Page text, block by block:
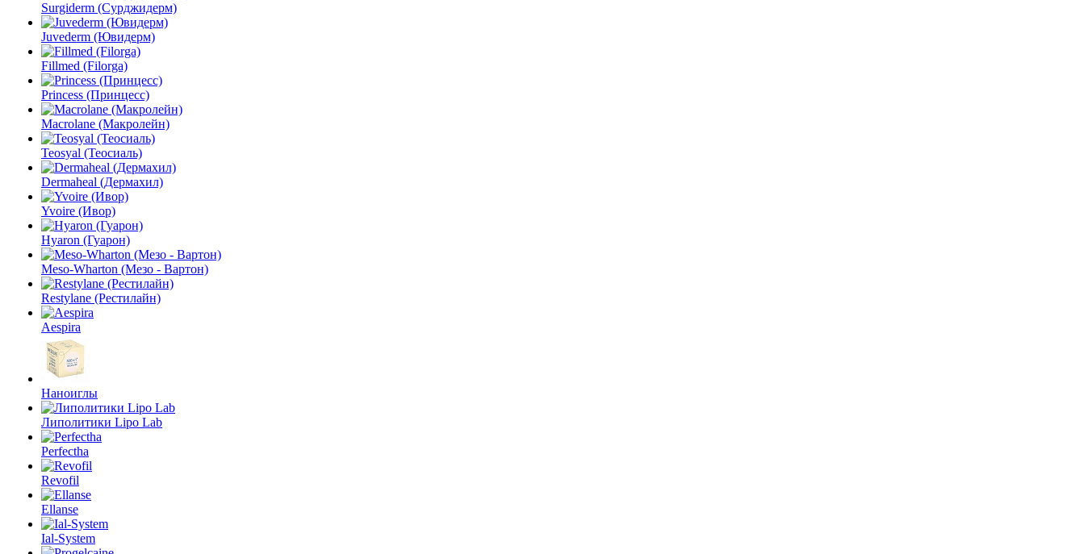
Surgiderm (Сурджидерм)
Juvederm (Ювидерм)
Fillmed (Filorga)
Princess (Принцесс)
Macrolane (Макролейн)
Teosyal (Теосиаль)
Dermaheal (Дермахил)
Yvoire (Ивор)
Hyaron (Гуарон)
Meso-Wharton (Мезо - Вартон)
Restylane (Рестилайн)
Aespira
Наноиглы
Липолитики Lipo Lab
Perfectha
Revofil
Ellanse
Ial-System